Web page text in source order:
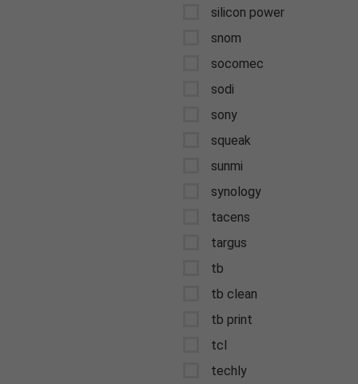
silicon power
snom
socomec
sodi
sony
squeak
sunmi
synology
tacens
targus
tb
tb clean
tb print
tcl
techly